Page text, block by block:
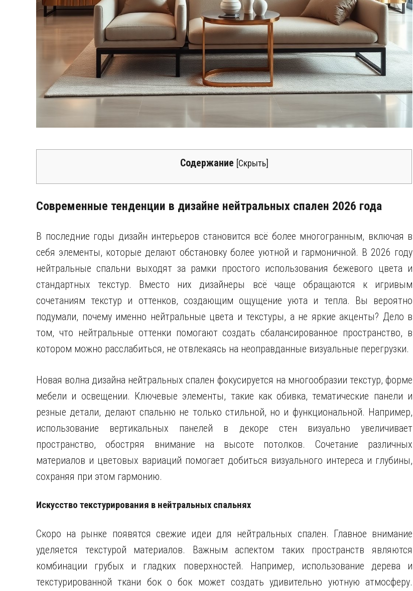
Содержание [Скрыть]
Современные тенденции в дизайне нейтральных спален 2026 года
В последние годы дизайн интерьеров становится всё более многогранным, включая в
себя элементы, которые делают обстановку более уютной и гармоничной. В 2026 году
нейтральные спальни выходят за рамки простого использования бежевого цвета и
стандартных текстур. Вместо них дизайнеры всё чаще обращаются к игривым
сочетаниям текстур и оттенков, создающим ощущение уюта и тепла. Вы вероятно
подумали, почему именно нейтральные цвета и текстуры, а не яркие акценты? Дело в
том, что нейтральные оттенки помогают создать сбалансированное пространство, в
котором можно расслабиться, не отвлекаясь на неоправданные визуальные перегрузки.
Новая волна дизайна нейтральных спален фокусируется на многообразии текстур, форме
мебели и освещении. Ключевые элементы, такие как обивка, тематические панели и
резные детали, делают спальню не только стильной, но и функциональной. Например,
использование вертикальных панелей в декоре стен визуально увеличивает
пространство, обостряя внимание на высоте потолков. Сочетание различных
материалов и цветовых вариаций помогает добиться визуального интереса и глубины,
сохраняя при этом гармонию.
Искусство текстурирования в нейтральных спальнях
Скоро на рынке появятся свежие идеи для нейтральных спален. Главное внимание
уделяется текстурой материалов. Важным аспектом таких пространств являются
комбинации грубых и гладких поверхностей. Например, использование дерева и
текстурированной ткани бок о бок может создать удивительно уютную атмосферу.